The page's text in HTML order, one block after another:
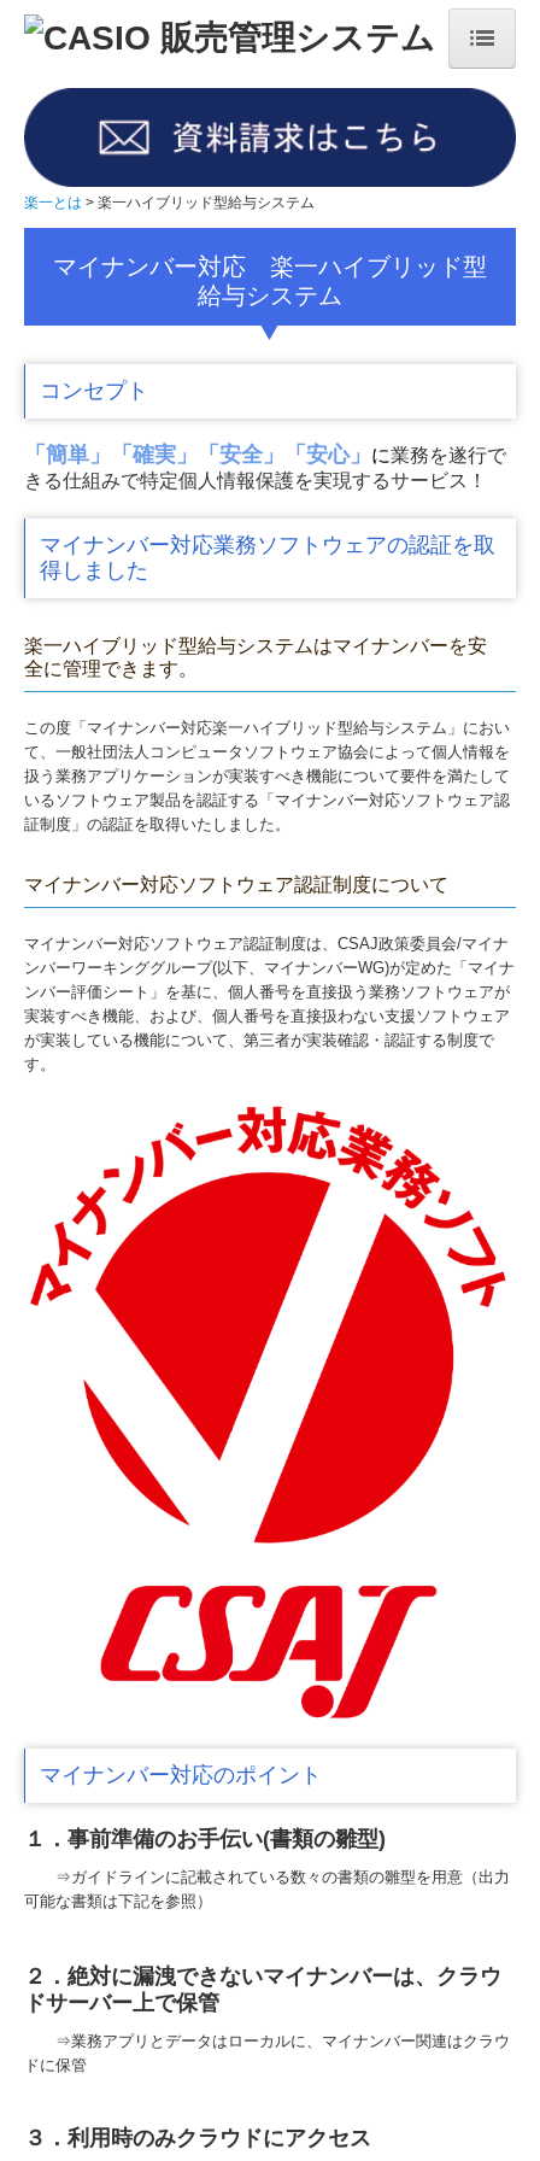
楽一とは
楽一の歴史
楽一 専用機モデル
資料請求・お問合せ
各種業務アプリケーション
産業廃棄物処理業のお客様
建設業のお客様
製造加工業のお客様
インボイスについて
おまかせeBOX
IT導入補助金情報
楽一とは 楽一ハイブリッド型給与システム
マイナンバー対応 楽一ハイブリッド型
給与システム
コンセプト
「簡単」「確実」「安全」「安心」 に業務を遂行で
きる仕組みで特定個人情報保護を実現するサービス！
マイナンバー対応業務ソフトウェアの認証を取
得しました
楽一ハイブリッド型給与システムはマイナンバーを安
全に管理できます。
この度「マイナンバー対応楽一ハイブリッド型給与システム」におい
て、一般社団法人コンピュータソフトウェア協会によって個人情報を
扱う業務アプリケーションが実装すべき機能について要件を満たして
いるソフトウェア製品を認証する「マイナンバー対応ソフトウェア認
証制度」の認証を取得いたしました。
マイナンバー対応ソフトウェア認証制度について
マイナンバー対応ソフトウェア認証制度は、CSAJ政策委員会/マイナ
ンバーワーキンググループ(以下、マイナンバーWG)が定めた「マイナ
ンバー評価シート」を基に、個人番号を直接扱う業務ソフトウェアが
実装すべき機能、および、個人番号を直接扱わない支援ソフトウェア
が実装している機能について、第三者が実装確認・認証する制度で
す。
マイナンバー対応のポイント
１．事前準備のお手伝い(書類の雛型)
⇒ガイドラインに記載されている数々の書類の雛型を用意（出力
可能な書類は下記を参照）
２．絶対に漏洩できないマイナンバーは、クラウ
ドサーバー上で保管
⇒業務アプリとデータはローカルに、マイナンバー関連はクラウ
ドに保管
３．利用時のみクラウドにアクセス